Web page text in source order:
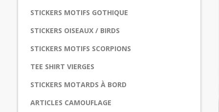
STICKERS MOTIFS GOTHIQUE
STICKERS OISEAUX / BIRDS
STICKERS MOTIFS SCORPIONS
TEE SHIRT VIERGES
STICKERS MOTARDS À BORD
ARTICLES CAMOUFLAGE